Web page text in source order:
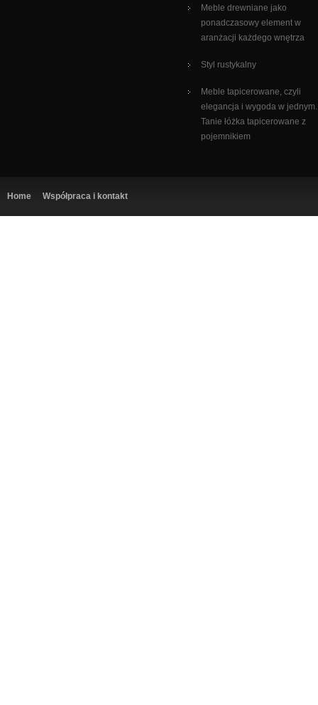
Meble drewniane jako
ponadczasowy element w
aranżacji każdego wnętrza
Styl rustykalny
Meble tapicerowane, czyli
elegancja i wygoda w jednym.
Tanie łóżka tapicerowane z
pojemnikiem
Home Współpraca i kontakt